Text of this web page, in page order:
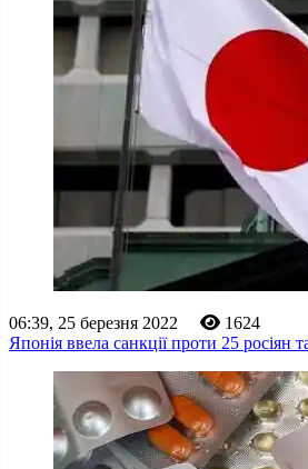
06:39, 25 березня 2022
1624
Японія ввела санкції проти 25 росіян